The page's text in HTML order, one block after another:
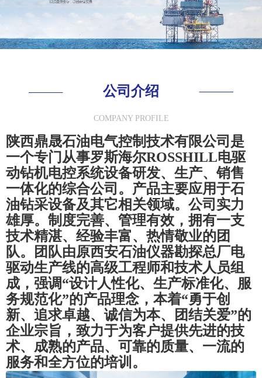
公司介绍
COMPANY PROFILE
陕西鼎晟石油电气控制技术有限公司是
一个专门从事罗斯海尔ROSSHILL电驱
动钻机电控系统设备研发、生产、销售
一体化的综合公司。产品主要应用于石
油钻采设备及其它相关领域。公司实力
雄厚。制度完善、管理有效，拥有一支
技术精湛、经验丰富、热情敬业的团
队。团队由原西安石油仪器勘探总厂电
驱动生产线的高级工程师和技术人员组
成，强调“设计人性化、生产标准化、服
务规范化”的产品理念，本着“勇于创
新、追求卓越、诚信为本、团结关爱”的
企业宗旨，致力于为客户提供先进的技
术、成熟的产品、可靠的质量、一流的
服务和全方位的培训。